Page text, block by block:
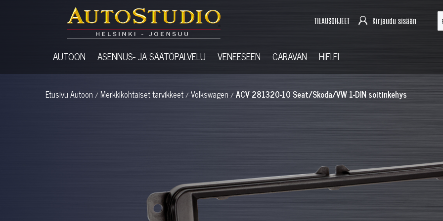
Kirjaudu sisään
TILAUSOHJEET
AUTOON ASENNUS- JA SÄÄTÖPALVELU VENEESEEN CARAVAN HIFI.FI
EtusivuAutoon / Merkkikohtaiset tarvikkeet/ Volkswagen /ACV 281320-10 Seat/Skoda/VW 1-DIN soitinkehys